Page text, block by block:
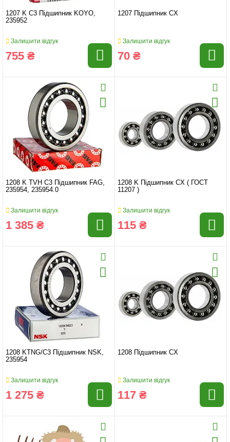
1207 K C3 Підшипник KOYO,
235952
Залишити відгук
755 ₴
1207 Підшипник CX
Залишити відгук
70 ₴
1208 K TVH C3 Підшипник FAG,
235954, 235954.0
Залишити відгук
1 385 ₴
1208 K Підшипник CX ( ГОСТ
11207 )
Залишити відгук
115 ₴
1208 KTNG/C3 Підшипник NSK,
235954
Залишити відгук
1 275 ₴
1208 Підшипник CX
Залишити відгук
117 ₴